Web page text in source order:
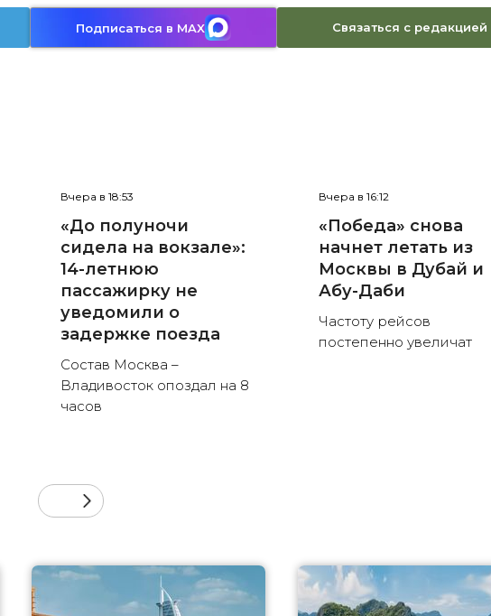
Подписаться в MAX Связаться с редакцией
Вчера в 18:53
«До полуночи
сидела на вокзале»:
14-летнюю
пассажирку не
уведомили о
задержке поезда
Состав Москва –
Владивосток опоздал на 8
часов
Вчера в 16:12
«Победа» снова
начнет летать из
Москвы в Дубай и
Абу-Даби
Частоту рейсов
постепенно увеличат